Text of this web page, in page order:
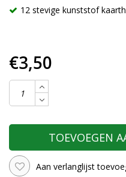
12 stevige kunststof
€3,50
TOEVOEGEN
Aan verlanglijst